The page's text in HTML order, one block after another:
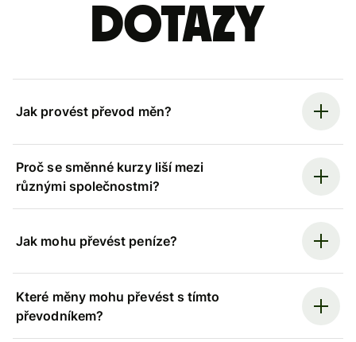
dotazy
Jak provést převod měn?
Proč se směnné kurzy liší mezi
různými společnostmi?
Jak mohu převést peníze?
Které měny mohu převést s tímto
převodníkem?